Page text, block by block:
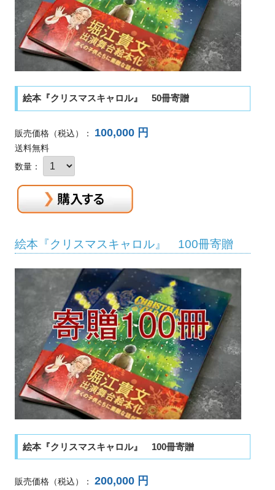
絵本『クリスマスキャロル』 50冊寄贈
販売価格 （税込） ： 100,000 円
送料無料
数量：
絵本『クリスマスキャロル』 100冊寄贈
絵本『クリスマスキャロル』 100冊寄贈
販売価格 （税込） ： 200,000 円